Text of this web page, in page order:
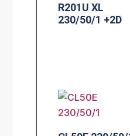
R201U XL
230/50/1 +2D